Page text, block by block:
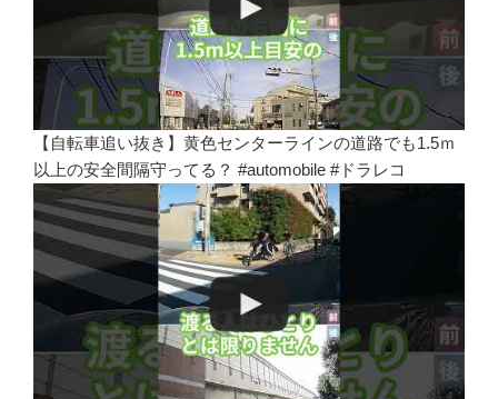
【自転車追い抜き】黄色センターラインの道路でも1.5ｍ
以上の安全間隔守ってる？ #automobile #ドラレコ